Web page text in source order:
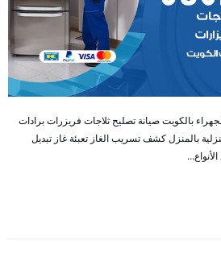
بالكويت صيانة تصليح ثلاجات فريزرات برادات
بالمنزل كشف تسريب الغاز تعبئة غاز تبديل